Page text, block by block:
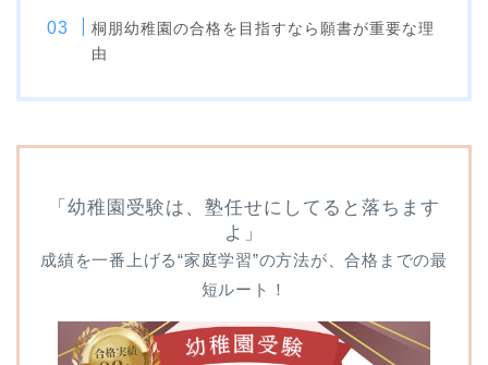
桐朋幼稚園の合格を目指すなら願書が重要な理
由
「幼稚園受験は、塾任せにしてると落ちます
よ」
成績を一番上げる“家庭学習”の方法が、合格までの最
短ルート！
ゆかり文化幼稚園